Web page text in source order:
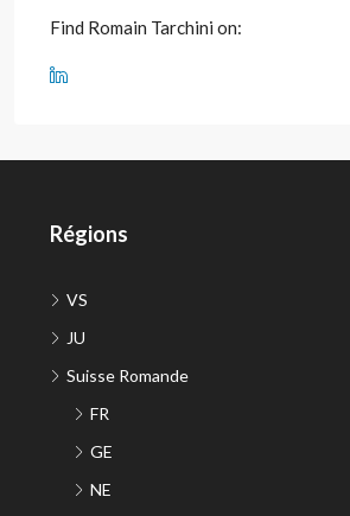
Find Romain Tarchini on:
Régions
VS
JU
Suisse Romande
FR
GE
NE